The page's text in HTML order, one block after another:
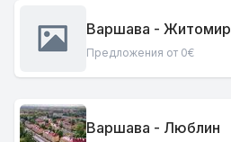
Варшава - Житомир
Предложения от 0€
Варшава - Люблин